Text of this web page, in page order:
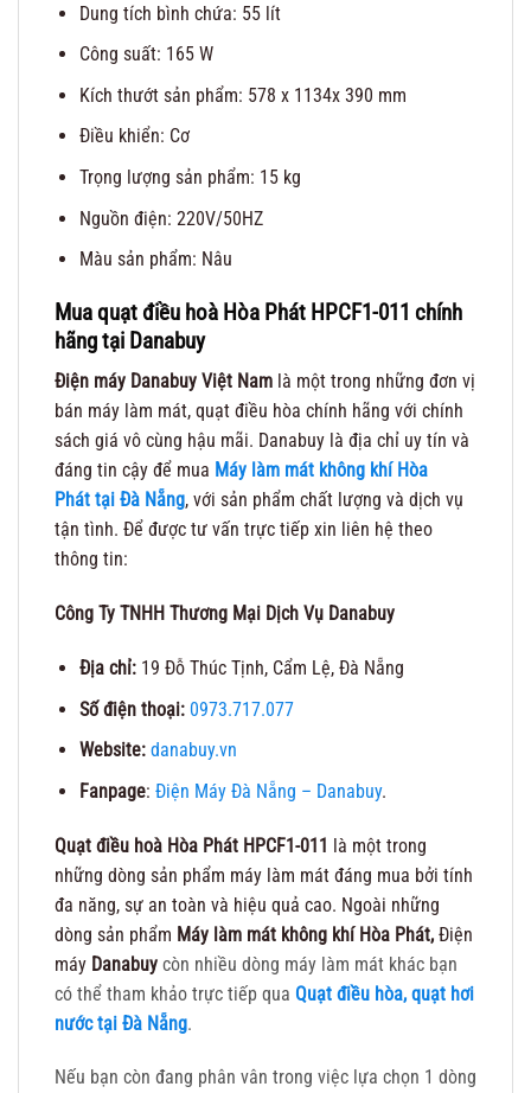
Dung tích bình chứa: 55 lít
Công suất: 165 W
Kích thướt sản phẩm: 578 x 1134x 390 mm
Điều khiển: Cơ
Trọng lượng sản phẩm: 15 kg
Nguồn điện: 220V/50HZ
Màu sản phẩm: Nâu
Mua quạt điều hoà Hòa Phát HPCF1-011 chính
hãng tại Danabuy
Điện máy Danabuy Việt Nam là một trong những đơn vị
bán máy làm mát, quạt điều hòa chính hãng với chính
sách giá vô cùng hậu mãi. Danabuy là địa chỉ uy tín và
đáng tin cậy để mua Máy làm mát không khí Hòa
Phát tại Đà Nẵng, với sản phẩm chất lượng và dịch vụ
tận tình. Để được tư vấn trực tiếp xin liên hệ theo
thông tin:
Công Ty TNHH Thương Mại Dịch Vụ Danabuy
Địa chỉ:19 Đỗ Thúc Tịnh, Cẩm Lệ, Đà Nẵng
Số điện thoại: 0973.717.077
Website: danabuy.vn
Fanpage: Điện Máy Đà Nẵng – Danabuy.
Quạt điều hoà Hòa Phát HPCF1-011 là một trong
những dòng sản phẩm máy làm mát đáng mua bởi tính
đa năng, sự an toàn và hiệu quả cao. Ngoài những
dòng sản phẩm Máy làm mát không khí Hòa Phát, Điện
máy Danabuy còn nhiều dòng máy làm mát khác bạn
có thể tham khảo trực tiếp qua Quạt điều hòa, quạt hơi
nước tại Đà Nẵng.
Nếu bạn còn đang phân vân trong việc lựa chọn 1 dòng